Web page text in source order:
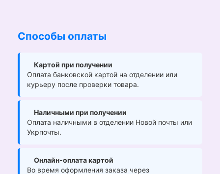
Способы оплаты
Картой при получении
Оплата банковской картой на отделении или
курьеру после проверки товара.
Наличными при получении
Оплата наличными в отделении Новой почты или
Укрпочты.
Онлайн-оплата картой
Во время оформления заказа через